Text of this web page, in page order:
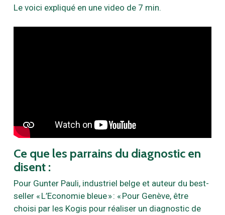
Le voici expliqué en une video de 7 min.
Ce que les parrains du diagnostic en
disent :
Pour Gunter Pauli, industriel belge et auteur du best-
seller « L’Economie bleue » : « Pour Genève, être
choisi par les Kogis pour réaliser un diagnostic de